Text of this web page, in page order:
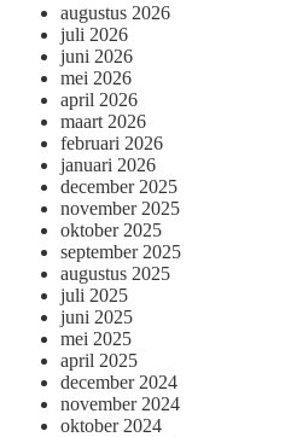
augustus 2026
juli 2026
juni 2026
mei 2026
april 2026
maart 2026
februari 2026
januari 2026
december 2025
november 2025
oktober 2025
september 2025
augustus 2025
juli 2025
juni 2025
mei 2025
april 2025
december 2024
november 2024
oktober 2024